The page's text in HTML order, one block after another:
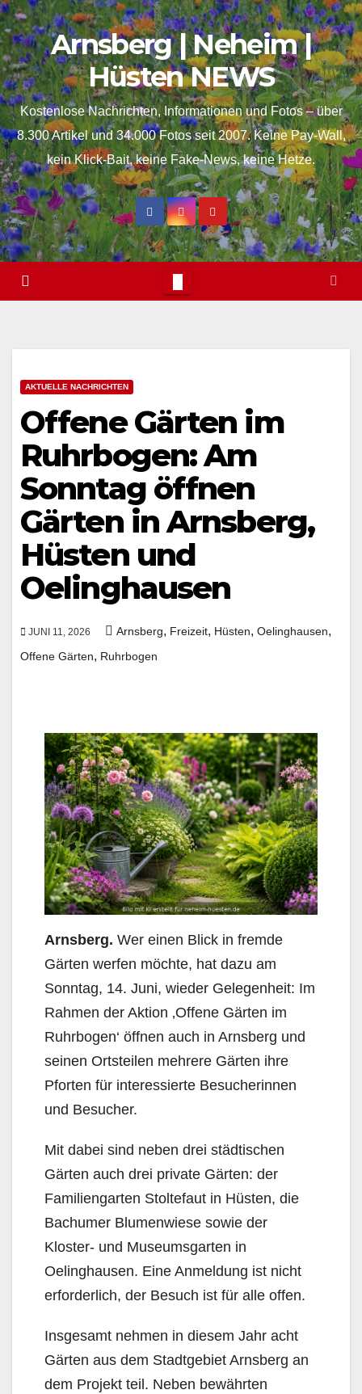
springen
Skip
to
content
Arnsberg | Neheim |
Hüsten NEWS
Kostenlose Nachrichten, Informationen und Fotos – über
8.300 Artikel und 34.000 Fotos seit 2007. Keine Pay-Wall,
kein Klick-Bait, keine Fake-News, keine Hetze.
AKTUELLE NACHRICHTEN
Offene Gärten im
Ruhrbogen: Am
Sonntag öffnen
Gärten in Arnsberg,
Hüsten und
Oelinghausen
JUNI 11, 2026 Arnsberg, Freizeit, Hüsten, Oelinghausen,
Offene Gärten, Ruhrbogen
Arnsberg. Wer einen Blick in fremde
Gärten werfen möchte, hat dazu am
Sonntag, 14. Juni, wieder Gelegenheit: Im
Rahmen der Aktion ‚Offene Gärten im
Ruhrbogen‘ öffnen auch in Arnsberg und
seinen Ortsteilen mehrere Gärten ihre
Pforten für interessierte Besucherinnen
und Besucher.
Mit dabei sind neben drei städtischen
Gärten auch drei private Gärten: der
Familiengarten Stoltefaut in Hüsten, die
Bachumer Blumenwiese sowie der
Kloster- und Museumsgarten in
Oelinghausen. Eine Anmeldung ist nicht
erforderlich, der Besuch ist für alle offen.
Insgesamt nehmen in diesem Jahr acht
Gärten aus dem Stadtgebiet Arnsberg an
dem Projekt teil. Neben bewährten